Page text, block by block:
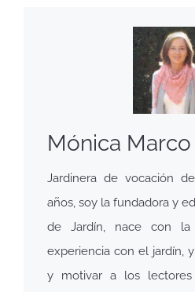
Mónica Marco
Jardinera de vocación
años, soy la fundadora y
de Jardín, nace con
experiencia con el jardín,
y motivar a los